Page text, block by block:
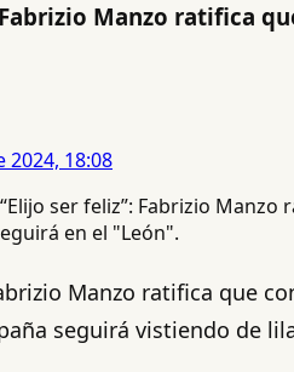
Manzo ratifica
2024, 18:08
en el "León".
Manzo ratifica que
seguirá vistiendo de